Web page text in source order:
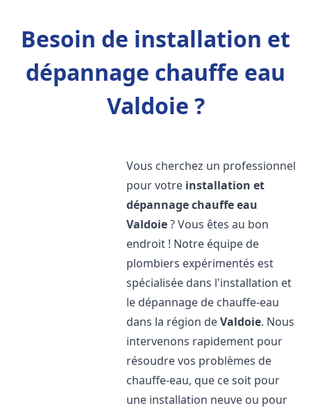
Besoin de installation et
dépannage chauffe eau
Valdoie ?
Vous cherchez un professionnel
pour votre installation et
dépannage chauffe eau
Valdoie? Vous êtes au bon
endroit ! Notre équipe de
plombiers expérimentés est
spécialisée dans l'installation et
le dépannage de chauffe-eau
dans la région deValdoie. Nous
intervenons rapidement pour
résoudre vos problèmes de
chauffe-eau, que ce soit pour
une installation neuve ou pour